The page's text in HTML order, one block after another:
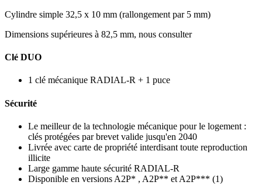
Cylindre simple 32,5 x 10 mm (rallongement par 5 mm)
Dimensions supérieures à 82,5 mm, nous consulter
Clé DUO
1 clé mécanique RADIAL-R + 1 puce
Sécurité
Le meilleur de la technologie mécanique pour le logement :
clés protégées par brevet valide jusqu'en 2040
Livrée avec carte de propriété interdisant toute reproduction
illicite
Large gamme haute sécurité RADIAL-R
Disponible en versions A2P* , A2P** et A2P*** (1)